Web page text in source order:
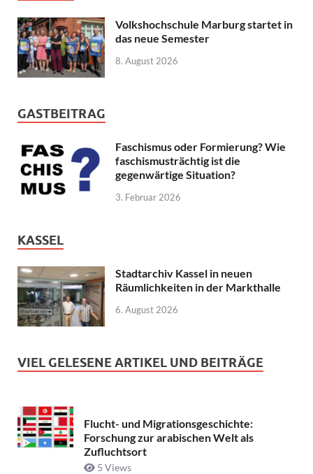
Volkshochschule Marburg startet in
das neue Semester
8. August 2026
GASTBEITRAG
Faschismus oder Formierung? Wie
faschismusträchtig ist die
gegenwärtige Situation?
3. Februar 2026
KASSEL
Stadtarchiv Kassel in neuen
Räumlichkeiten in der Markthalle
6. August 2026
VIEL GELESENE ARTIKEL UND BEITRÄGE
Flucht- und Migrationsgeschichte:
Forschung zur arabischen Welt als
Zufluchtsort
5 Views